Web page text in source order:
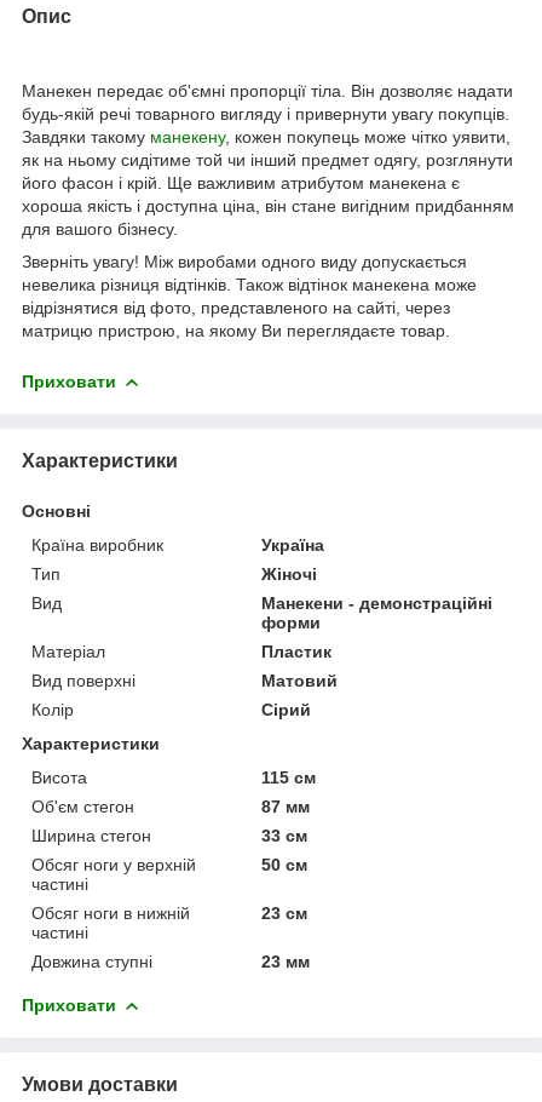
Опис
Манекен передає об'ємні пропорції тіла. Він дозволяє надати
будь-якій речі товарного вигляду і привернути увагу покупців.
Завдяки такому манекену, кожен покупець може чітко уявити,
як на ньому сидітиме той чи інший предмет одягу, розглянути
його фасон і крій. Ще важливим атрибутом манекена є
хороша якість і доступна ціна, він стане вигідним придбанням
для вашого бізнесу.
Зверніть увагу! Між виробами одного виду допускається
невелика різниця відтінків. Також відтінок манекена може
відрізнятися від фото, представленого на сайті, через
матрицю пристрою, на якому Ви переглядаєте товар.
Приховати
Характеристики
Основні
Країна виробник
Україна
Тип
Жіночі
Вид
Манекени - демонстраційні
форми
Матеріал
Пластик
Вид поверхні
Матовий
Колір
Сірий
Характеристики
Висота
115 см
Об'єм стегон
87 мм
Ширина стегон
33 см
Обсяг ноги у верхній
частині
50 см
Обсяг ноги в нижній
частині
23 см
Довжина ступні 23 мм
Приховати
Умови доставки